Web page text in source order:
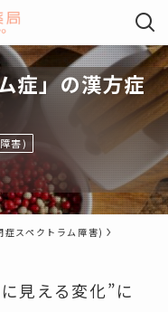
症」の漢方症
害)
症スペクトラム障害)
見える変化”に